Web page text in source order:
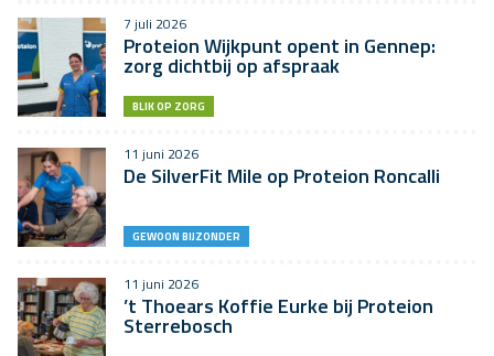
7 juli 2026
Proteion Wijkpunt opent in Gennep:
zorg dichtbij op afspraak
BLIK OP ZORG
11 juni 2026
De SilverFit Mile op Proteion Roncalli
GEWOON BIJZONDER
11 juni 2026
’t Thoears Koffie Eurke bij Proteion
Sterrebosch